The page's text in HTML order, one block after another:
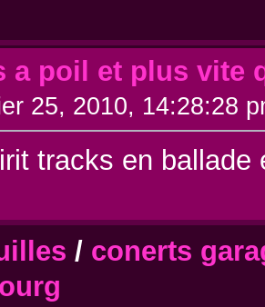
a poil et plus vite
25, 2010, 14:28:28
tracks en
/ conerts